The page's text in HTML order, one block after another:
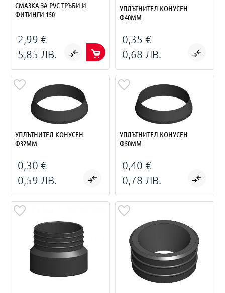
СМАЗКА ЗА PVC ТРЪБИ И
ФИТИНГИ 150
2,99 €
5,85 ЛВ.
УПЛЪТНИТЕЛ КОНУСЕН
Ф40ММ
0,35 €
0,68 ЛВ.
УПЛЪТНИТЕЛ КОНУСЕН
Ф32ММ
0,30 €
0,59 ЛВ.
УПЛЪТНИТЕЛ КОНУСЕН
Ф50ММ
0,40 €
0,78 ЛВ.